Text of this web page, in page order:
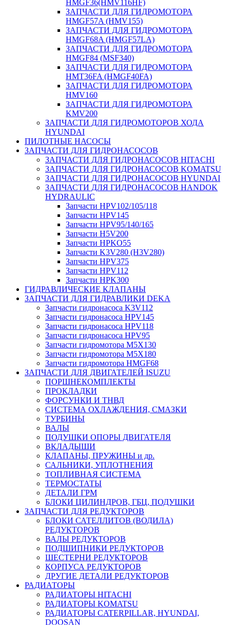
HMGF36(HMV116HF)
ЗАПЧАСТИ ДЛЯ ГИДРОМОТОРА
HMGF57A (HMV155)
ЗАПЧАСТИ ДЛЯ ГИДРОМОТОРА
HMGF68A (HMGF57LA)
ЗАПЧАСТИ ДЛЯ ГИДРОМОТОРА
HMGF84 (MSF340)
ЗАПЧАСТИ ДЛЯ ГИДРОМОТОРА
HMT36FA (HMGF40FA)
ЗАПЧАСТИ ДЛЯ ГИДРОМОТОРА
HMV160
ЗАПЧАСТИ ДЛЯ ГИДРОМОТОРА
KMV200
ЗАПЧАСТИ ДЛЯ ГИДРОМОТОРОВ ХОДА
HYUNDAI
ПИЛОТНЫЕ НАСОСЫ
ЗАПЧАСТИ ДЛЯ ГИДРОНАСОСОВ
ЗАПЧАСТИ ДЛЯ ГИДРОНАСОСОВ HITACHI
ЗАПЧАСТИ ДЛЯ ГИДРОНАСОСОВ KOMATSU
ЗАПЧАСТИ ДЛЯ ГИДРОНАСОСОВ HYUNDAI
ЗАПЧАСТИ ДЛЯ ГИДРОНАСОСОВ HANDOK
HYDRAULIC
Запчасти HPV102/105/118
Запчасти HPV145
Запчасти HPV95/140/165
Запчасти H5V200
Запчасти HPKO55
Запчасти K3V280 (H3V280)
Запчасти HPV375
Запчасти HPV112
Запчасти HPK300
ГИДРАВЛИЧЕСКИЕ КЛАПАНЫ
ЗАПЧАСТИ ДЛЯ ГИДРАВЛИКИ DEKA
Запчасти гидронасоса K3V112
Запчасти гидронасоса HPV145
Запчасти гидронасоса HPV118
Запчасти гидронасоса HPV95
Запчасти гидромотора M5X130
Запчасти гидромотора M5X180
Запчасти гидромотора HMGF68
ЗАПЧАСТИ ДЛЯ ДВИГАТЕЛЕЙ ISUZU
ПОРШНЕКОМПЛЕКТЫ
ПРОКЛАДКИ
ФОРСУНКИ И ТНВД
СИСТЕМА ОХЛАЖДЕНИЯ, СМАЗКИ
ТУРБИНЫ
ВАЛЫ
ПОДУШКИ ОПОРЫ ДВИГАТЕЛЯ
ВКЛАДЫШИ
КЛАПАНЫ, ПРУЖИНЫ и др.
САЛЬНИКИ, УПЛОТНЕНИЯ
ТОПЛИВНАЯ СИСТЕМА
ТЕРМОСТАТЫ
ДЕТАЛИ ГРМ
БЛОКИ ЦИЛИНДРОВ, ГБЦ, ПОДУШКИ
ЗАПЧАСТИ ДЛЯ РЕДУКТОРОВ
БЛОКИ САТЕЛЛИТОВ (ВОДИЛА)
РЕДУКТОРОВ
ВАЛЫ РЕДУКТОРОВ
ПОДШИПНИКИ РЕДУКТОРОВ
ШЕСТЕРНИ РЕДУКТОРОВ
КОРПУСА РЕДУКТОРОВ
ДРУГИЕ ДЕТАЛИ РЕДУКТОРОВ
РАДИАТОРЫ
РАДИАТОРЫ HITACHI
РАДИАТОРЫ KOMATSU
РАДИАТОРЫ CATERPILLAR, HYUNDAI,
DOOSAN